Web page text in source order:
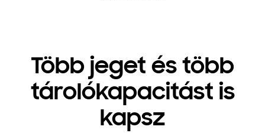
Több jeget és több
tárolókapacitást is
kapsz